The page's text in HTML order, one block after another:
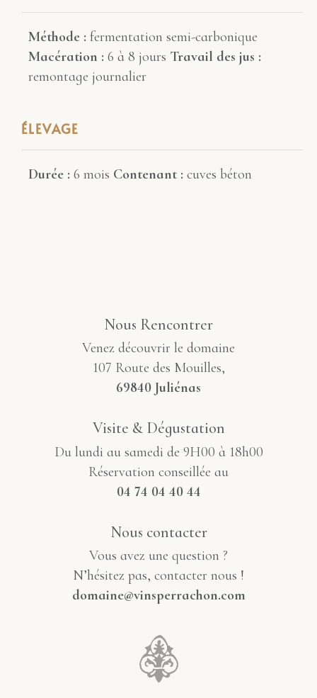
Méthode : fermentation semi-carbonique
Macération : 6 à 8 jours Travail des jus :
remontage journalier
ÉLEVAGE
Durée : 6 mois Contenant : cuves béton
Nous Rencontrer
Venez découvrir le domaine
107 Route des Mouilles,
69840 Juliénas
Visite & Dégustation
Du lundi au samedi de 9H00 à 18h00
Réservation conseillée au
04 74 04 40 44
Nous contacter
Vous avez une question ?
N’hésitez pas, contacter nous !
domaine@vinsperrachon.com